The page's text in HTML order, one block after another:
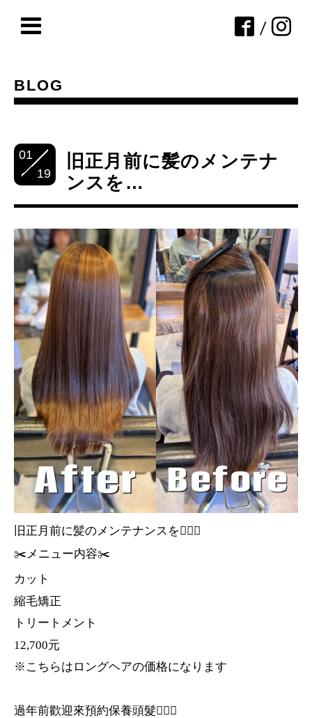
/
BLOG
01
19
旧正月前に髪のメンテナ
ンスを…
旧正月前に髪のメンテナンスを💇🏻‍♀️
✂️メニュー内容✂️
カット
縮毛矯正
トリートメント
12,700元
※こちらはロングヘアの価格になります
過年前歡迎來預約保養頭髮💇🏻‍♀️